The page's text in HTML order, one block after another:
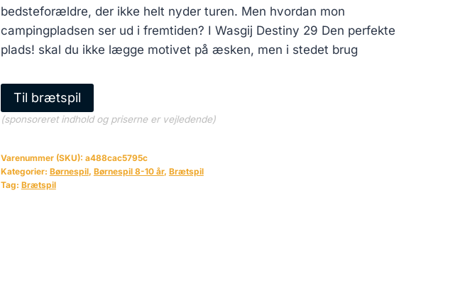
bedsteforældre, der ikke helt nyder turen. Men hvordan mon
campingpladsen ser ud i fremtiden? I Wasgij Destiny 29 Den perfekte
plads! skal du ikke lægge motivet på æsken, men i stedet brug
Til brætspil
(sponsoreret indhold og priserne er vejledende)
Varenummer (SKU): a488cac5795c
Kategorier: Børnespil, Børnespil 8-10 år, Brætspil
Tag: Brætspil